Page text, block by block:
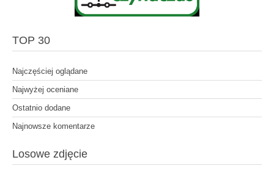
TOP 30
Najczęściej oglądane
Najwyżej oceniane
Ostatnio dodane
Najnowsze komentarze
Losowe zdjęcie